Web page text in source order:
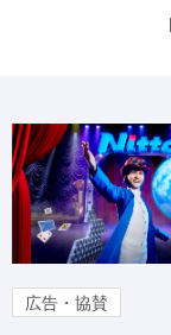
広告・協賛